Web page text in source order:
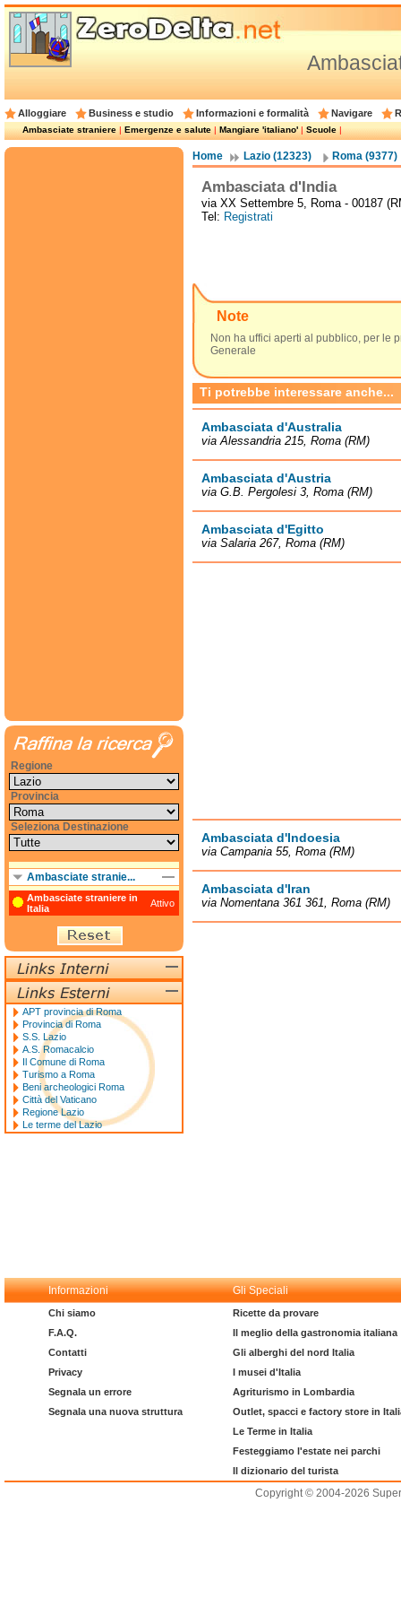
Alloggiare Business e studio Informazioni e formalità Navigare
Ambasciate straniere|Emergenze e salute|Mangiare 'italiano'|Scuole|
Home Lazio (12323) Roma (9377)
Ambasciata d'India
via XX Settembre 5, Roma - 00187
Tel: Registrati
Note
Non ha uffici aperti al pubblico, per le
Generale
Ti potrebbe interessare anche...
Ambasciata d'Australia
via Alessandria 215, Roma (RM)
Ambasciata d'Austria
via G.B. Pergolesi 3, Roma (RM)
Ambasciata d'Egitto
via Salaria 267, Roma (RM)
Ambasciata d'Indoesia
via Campania 55, Roma (RM)
Ambasciata d'Iran
via Nomentana 361 361, Roma (RM)
Regione
Provincia
Seleziona Destinazione
Ambasciate stranie...
Ambasciate straniere in
Italia
Attivo
APT provincia di Roma
Provincia di Roma
S.S. Lazio
A.S. Romacalcio
Il Comune di Roma
Turismo a Roma
Beni archeologici Roma
Città del Vaticano
Regione Lazio
Le terme del Lazio
Informazioni Gli Speciali
Chi siamo
F.A.Q.
Contatti
Privacy
Segnala un errore
Segnala una nuova struttura
Ricette da provare
Il meglio della gastronomia italiana
Gli alberghi del nord Italia
I musei d'Italia
Agriturismo in Lombardia
Outlet, spacci e factory store in
Le Terme in Italia
Festeggiamo l'estate nei parchi
Il dizionario del turista
Copyright © 2004-2026